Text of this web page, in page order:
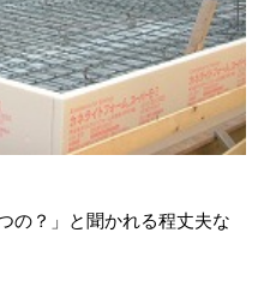
の？」と聞かれる程丈夫な